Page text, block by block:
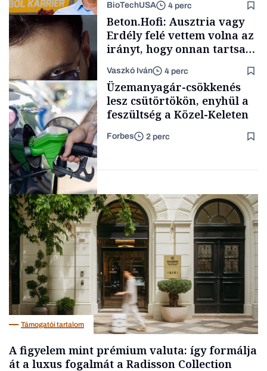
Podcast
Content Lab HUB
BioTechUSA 4 perc
Forbes-sztori
Beton.Hofi: Ausztria vagy
Erdély felé vettem volna az
irányt, hogy onnan tartsam
lélegeztetőgépen a magyar
zenét
Vaszkó Iván 4 perc
Energia
Üzemanyagár-csökkenés
lesz csütörtökön, enyhül a
feszültség a Közel-Keleten
Forbes 2 perc
Támogatói tartalom
A figyelem mint prémium valuta: így formálja
át a luxus fogalmát a Radisson Collection